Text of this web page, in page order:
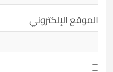
الموقع الإلكتروني